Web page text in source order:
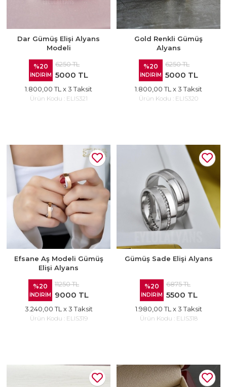
Dar Gümüş Elişi Alyans
Modeli
%20
İNDİRİM
6250 TL
5000 TL
1.800,00 TL x 3 Taksit
Ürün Kodu : ELIS321
Gold Renkli Gümüş
Alyans
%20
İNDİRİM
6250 TL
5000 TL
1.800,00 TL x 3 Taksit
Ürün Kodu : ELIS320
Efsane Aş Modeli Gümüş
Elişi Alyans
%20
İNDİRİM
11250 TL
9000 TL
3.240,00 TL x 3 Taksit
Ürün Kodu : ELIS319
Gümüş Sade Elişi Alyans
%20
İNDİRİM
6875 TL
5500 TL
1.980,00 TL x 3 Taksit
Ürün Kodu : ELIS318